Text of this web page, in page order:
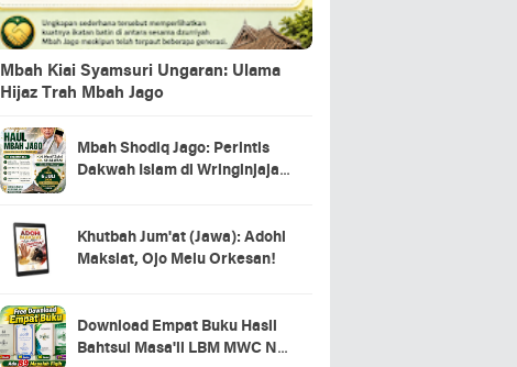
Mbah Kiai Syamsuri Ungaran: Ulama
Hijaz Trah Mbah Jago
Mbah Shodiq Jago: Perintis
Dakwah Islam di Wringinjajar,
Khutbah Jum'at (Jawa): Adohi
Maksiat, Ojo Melu Orkesan!
Download Empat Buku Hasil
Bahtsul Masa'il LBM MWC NU